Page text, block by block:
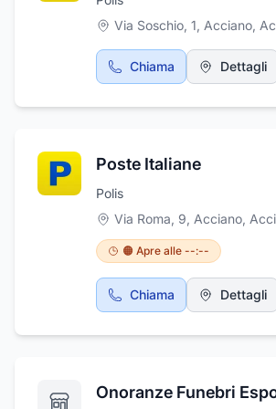
come una sala tv, una sala
ampio giardino. Tutte le
dotate di bagno privato con
la struttura è aperta tutti i
Via Soschio, 1, Acciano,
Chiama Dettagli
Poste Italiane
Polis
Via Roma, 9, Acciano,
🟠 Apre alle --:--
Chiama Dettagli